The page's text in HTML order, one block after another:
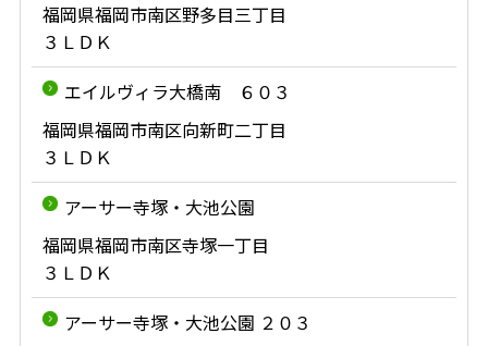
福岡県福岡市南区野多目三丁目
３ＬＤＫ
エイルヴィラ大橋南 ６０３
福岡県福岡市南区向新町二丁目
３ＬＤＫ
アーサー寺塚・大池公園
福岡県福岡市南区寺塚一丁目
３ＬＤＫ
アーサー寺塚・大池公園 ２０３